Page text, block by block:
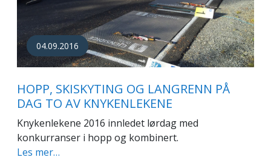
04.09.2016
HOPP, SKISKYTING OG LANGRENN PÅ
DAG TO AV KNYKENLEKENE
Knykenlekene 2016 innledet lørdag med
konkurranser i hopp og kombinert.
Les mer…